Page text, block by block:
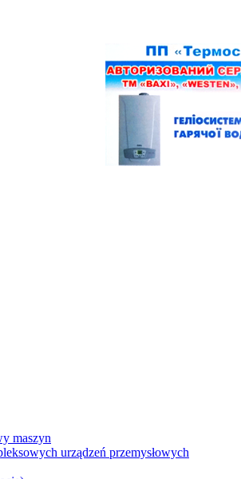
maszyn
urządzeń przemysłowych